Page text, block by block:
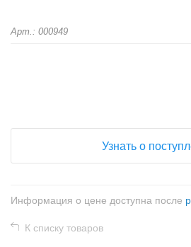
Арт.: 000949
Узнать о
Информация о цене доступна после
К списку товаров